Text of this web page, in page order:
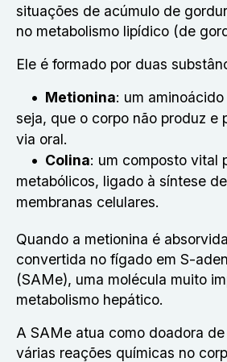
situações de acúmulo de
no metabolismo lipídico (de
Ele é formado por duas
Metionina: um
seja, que o corpo não produz e
via oral.
Colina: um composto vital
metabólicos, ligado à síntese
membranas celulares.
Quando a metionina é
convertida no fígado em S-
(SAMe), uma molécula muito
metabolismo hepático.
A SAMe atua como doadora
várias reações químicas no